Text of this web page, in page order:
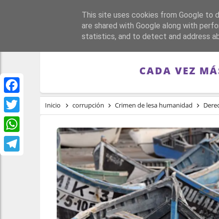
Facebook
Twitter
WhatsApp
PORTADA
CADA VEZ
Inicio corrupción Crimen de lesa humanidad
This site uses cookies from Google to
are shared with Google along with
statistics, and to detect and address